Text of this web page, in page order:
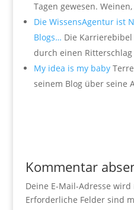
Tagen gewesen.
Die WissensAgentur ist
Blogs… Die
durch einen
My idea is my baby
seinem Blog über seine
Kommentar
Deine E-Mail-Adresse
Erforderliche Felder sind